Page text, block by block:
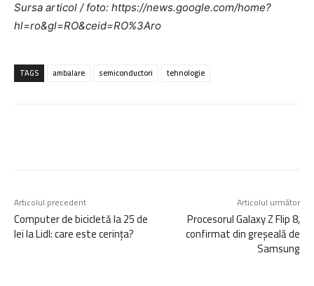
Sursa articol / foto: https://news.google.com/home?
hl=ro&gl=RO&ceid=RO%3Aro
TAGS ambalare semiconductori tehnologie
Articolul precedent
Computer de bicicletă la 25 de
lei la Lidl: care este cerința?
Articolul următor
Procesorul Galaxy Z Flip 8,
confirmat din greșeală de
Samsung